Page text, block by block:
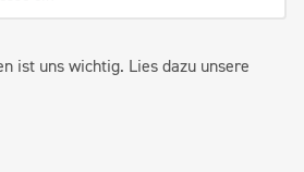
ist uns wichtig. Lies dazu unsere